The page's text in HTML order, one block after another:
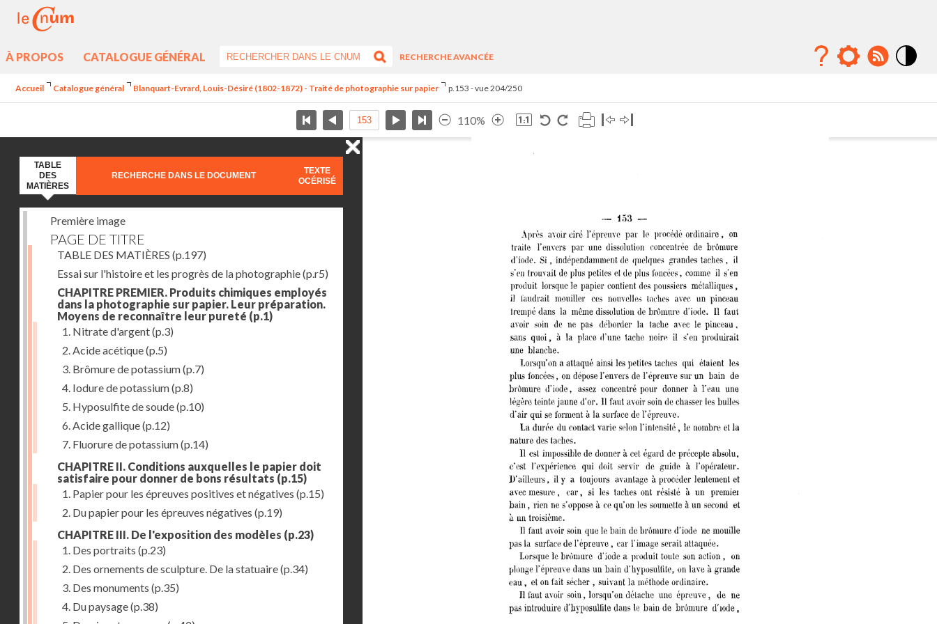
À PROPOS CATALOGUE GÉNÉRAL
RECHERCHE AVANCÉE
Accueil Catalogue général Blanquart-Evrard, Louis-Désiré (1802-1872) - Traité de photographie sur papier p.153 - vue 204/250
110%
TABLE
DES
MATIÈRES
RECHERCHE DANS LE DOCUMENT
TEXTE
OCÉRISÉ
Première image
PAGE DE TITRE
TABLE DES MATIÈRES (p.197)
Essai sur l'histoire et les progrès de la photographie(p.r5)
CHAPITRE PREMIER. Produits chimiques employés
dans la photographie sur papier. Leur préparation.
Moyens de reconnaître leur pureté (p.1)
1. Nitrate d'argent(p.3)
2. Acide acétique(p.5)
3. Brômure de potassium(p.7)
4. Iodure de potassium(p.8)
5. Hyposulfite de soude(p.10)
6. Acide gallique(p.12)
7. Fluorure de potassium(p.14)
CHAPITRE II. Conditions auxquelles le papier doit
satisfaire pour donner de bons résultats (p.15)
1. Papier pour les épreuves positives et négatives (p.15)
2. Du papier pour les épreuves négatives (p.19)
CHAPITRE III. De l'exposition des modèles (p.23)
1. Des portraits (p.23)
2. Des ornements de sculpture. De la statuaire(p.34)
3. Des monuments (p.35)
4. Du paysage(p.38)